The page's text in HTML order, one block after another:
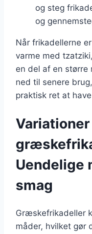
og steg
og
Når frikadellerne
varme med
en del af en større
ned til senere
praktisk ret at
Uendelige
smag
Græskefrikadeller
måder, hvilket gør